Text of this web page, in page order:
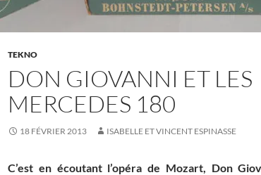
TEKNO
DON GIOVANNI ET LES
MERCEDES 180
18 FÉVRIER 2013 ISABELLE ET VINCENT ESPINASSE
C’est en écoutant l’opéra de Mozart, Don